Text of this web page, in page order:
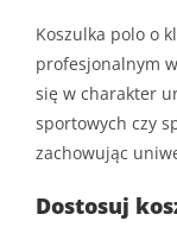
Koszulka polo o
profesjonalnym
się w charakter
sportowych czy
zachowując
Dostosuj